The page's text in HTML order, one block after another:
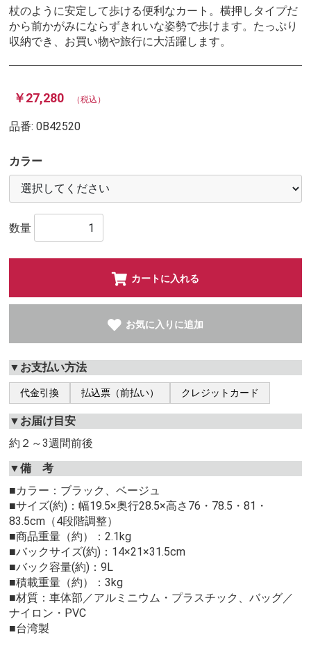
杖のように安定して歩ける便利なカート。横押しタイプだ
から前かがみにならずきれいな姿勢で歩けます。たっぷり
収納でき、お買い物や旅行に大活躍します。
￥27,280 （税込）
品番:0B42520
カラー
数量
カートに入れる
お気に入りに追加
▼お支払い方法
代金引換 払込票（前払い） クレジットカード
▼お届け目安
約２～3週間前後
▼備 考
■カラー：ブラック、ベージュ
■サイズ(約)：幅19.5×奥行28.5×高さ76・78.5・81・
83.5cm（4段階調整）
■商品重量（約）：2.1kg
■バックサイズ(約)：14×21×31.5cm
■バック容量(約)：9L
■積載重量（約）：3kg
■材質：車体部／アルミニウム・プラスチック、バッグ／
ナイロン・PVC
■台湾製